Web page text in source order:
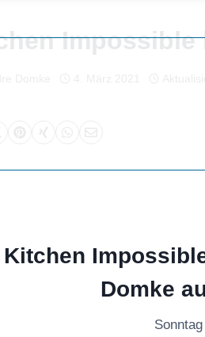
Impossible
Kitchen
Domke